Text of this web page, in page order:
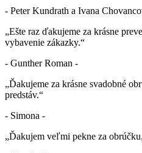
- Peter Kundrath a Ivana
„Ešte raz ďakujeme za krásne
vybavenie zákazky.“
- Gunther Roman -
„Ďakujeme za krásne svadobné
predstáv.“
- Simona -
„Ďakujem veľmi pekne za